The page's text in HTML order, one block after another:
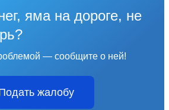
яма на дороге, не
— сообщите о ней!
жалобу